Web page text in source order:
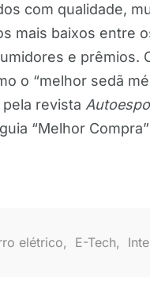
com qualidade,
mais baixos entre
e prêmios.
o “melhor sedã
revista
“Melhor
elétrico, E-Tech,